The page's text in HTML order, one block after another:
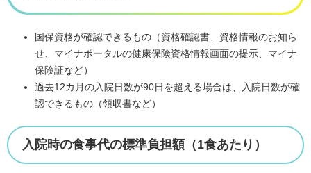
国保資格が確認できるもの（資格確認書、資格情報のお知ら
せ、マイナポータルの健康保険資格情報画面の提示、マイナ
保険証など）
過去12カ月の入院日数が90日を超える場合は、入院日数が確
認できるもの（領収書など）
入院時の食事代の標準負担額（1食あたり）